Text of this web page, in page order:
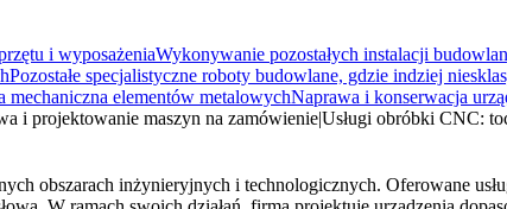
i wyposażeniaWykonywanie pozostałych instalacji
Pozostałe specjalistyczne roboty budowlane, gdzie indziej
mechaniczna elementów metalowychNaprawa i konserwacja
i projektowanie maszyn na zamówienieUsługi obróbki CNC:
obszarach inżynieryjnych i technologicznych. Oferowane